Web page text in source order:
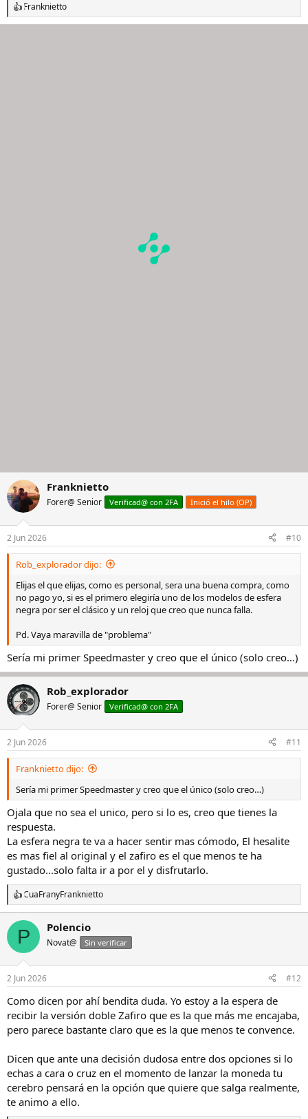
R
e
Franknietto
Franknietto
Forer@ Senior Verificad@ con 2FA Inició el hilo (OP)
2 Jun 2026 #10
Rob_explorador dijo:
Elijas el que elijas, como es personal, sera una buena compra, como
no pago yo, si es el primero elegiría uno de los modelos de esfera
negra por ser el clásico y un reloj que creo que nunca falla.
Pd. Vaya maravilla de "problema"
Sería mi primer Speedmaster y creo que el único (solo creo…)
Rob_explorador
Forer@ Senior Verificad@ con 2FA
2 Jun 2026 #11
Franknietto dijo:
Sería mi primer Speedmaster y creo que el único (solo creo…)
Ojala que no sea el unico, pero si lo es, creo que tienes la
respuesta.
La esfera negra te va a hacer sentir mas cómodo, El hesalite
es mas fiel al original y el zafiro es el que menos te ha
gustado...solo falta ir a por el y disfrutarlo.
R
e
a
i
o
n
e
s
CuaFranyFranknietto
P Polencio
Novat@ Sin verificar
2 Jun 2026 #12
Como dicen por ahí bendita duda. Yo estoy a la espera de
recibir la versión doble Zafiro que es la que más me encajaba,
pero parece bastante claro que es la que menos te convence.
Dicen que ante una decisión dudosa entre dos opciones si lo
echas a cara o cruz en el momento de lanzar la moneda tu
cerebro pensará en la opción que quiere que salga realmente,
te animo a ello.